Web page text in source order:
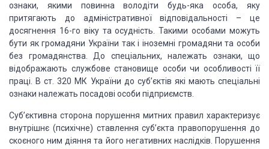
ознаки, якими повинна володіти будь-яка особа, яку
притягають до адміністративної відповідальності – це
досягнення 16-го віку та осудність. Такими особами можуть
бути як громадяни України так і іноземні громадяни та особи
без громадянства.
До спеціальних, належать ознаки, що
відображають службове становище особи чи особливості її
праці. В ст. 320 МК України до суб’єктів які мають спеціальні
ознаки належать посадові особи підприємств.
Суб’єктивна сторона порушення митних правил характеризує
внутрішнє (психічне) ставлення суб’єкта правопорушення до
скоєного ним діяння та його негативних наслідків. Порушення